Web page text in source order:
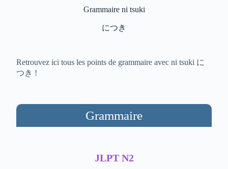
Grammaire ni tsuki
につき
Retrouvez ici tous les points de grammaire avec ni tsuki に
つき !
Grammaire
JLPT N2